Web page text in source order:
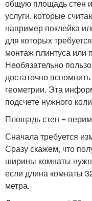
общую площадь стен
услуги, которые
например поклейка
для которых
монтаж плинтуса или
Необязательно
достаточно
геометрии. Эта
подсчете нужного
Площадь стен =
Сначала требуется
Сразу скажем, что
ширины комнаты
если длина комнаты
метра.